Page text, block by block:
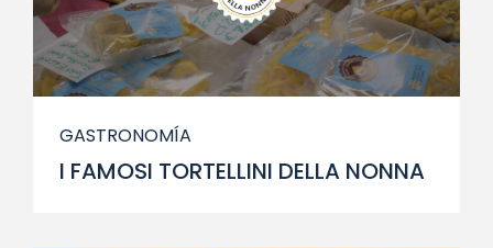
GASTRONOMÍA
I FAMOSI TORTELLINI DELLA NONNA